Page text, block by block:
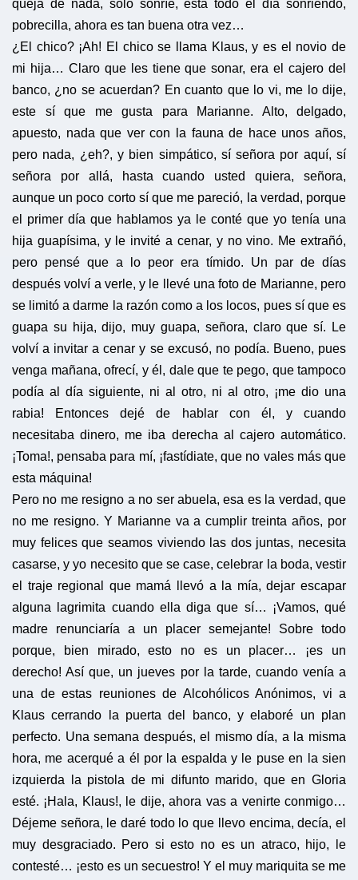
queja de nada, solo sonríe, está todo el día sonriendo,
pobrecilla, ahora es tan buena otra vez…
¿El chico? ¡Ah! El chico se llama Klaus, y es el novio de
mi hija… Claro que les tiene que sonar, era el cajero del
banco, ¿no se acuerdan? En cuanto que lo vi, me lo dije,
este sí que me gusta para Marianne. Alto, delgado,
apuesto, nada que ver con la fauna de hace unos años,
pero nada, ¿eh?, y bien simpático, sí señora por aquí, sí
señora por allá, hasta cuando usted quiera, señora,
aunque un poco corto sí que me pareció, la verdad, porque
el primer día que hablamos ya le conté que yo tenía una
hija guapísima, y le invité a cenar, y no vino. Me extrañó,
pero pensé que a lo peor era tímido. Un par de días
después volví a verle, y le llevé una foto de Marianne, pero
se limitó a darme la razón como a los locos, pues sí que es
guapa su hija, dijo, muy guapa, señora, claro que sí. Le
volví a invitar a cenar y se excusó, no podía. Bueno, pues
venga mañana, ofrecí, y él, dale que te pego, que tampoco
podía al día siguiente, ni al otro, ni al otro, ¡me dio una
rabia! Entonces dejé de hablar con él, y cuando
necesitaba dinero, me iba derecha al cajero automático.
¡Toma!, pensaba para mí, ¡fastídiate, que no vales más que
esta máquina!
Pero no me resigno a no ser abuela, esa es la verdad, que
no me resigno. Y Marianne va a cumplir treinta años, por
muy felices que seamos viviendo las dos juntas, necesita
casarse, y yo necesito que se case, celebrar la boda, vestir
el traje regional que mamá llevó a la mía, dejar escapar
alguna lagrimita cuando ella diga que sí… ¡Vamos, qué
madre renunciaría a un placer semejante! Sobre todo
porque, bien mirado, esto no es un placer… ¡es un
derecho! Así que, un jueves por la tarde, cuando venía a
una de estas reuniones de Alcohólicos Anónimos, vi a
Klaus cerrando la puerta del banco, y elaboré un plan
perfecto. Una semana después, el mismo día, a la misma
hora, me acerqué a él por la espalda y le puse en la sien
izquierda la pistola de mi difunto marido, que en Gloria
esté. ¡Hala, Klaus!, le dije, ahora vas a venirte conmigo…
Déjeme señora, le daré todo lo que llevo encima, decía, el
muy desgraciado. Pero si esto no es un atraco, hijo, le
contesté… ¡esto es un secuestro! Y el muy mariquita se me